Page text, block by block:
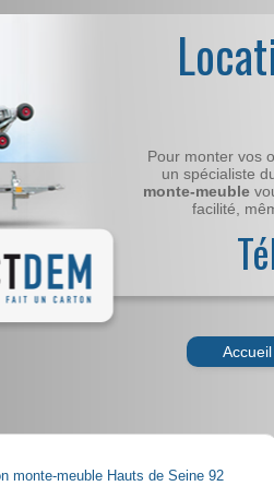
Pour monter vos
un spécialiste
monte-meuble
facilité,
Accueil
monte-meuble Hauts de Seine 92